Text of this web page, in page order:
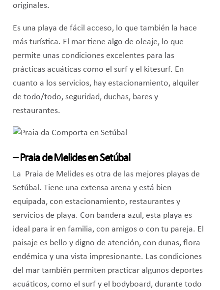
originales.
Es una playa de fácil acceso, lo que también la hace
más turística. El mar tiene algo de oleaje, lo que
permite unas condiciones excelentes para las
prácticas acuáticas como el surf y el kitesurf. En
cuanto a los servicios, hay estacionamiento, alquiler
de todo/todo, seguridad, duchas, bares y
restaurantes.
– Praia de Melides en Setúbal
La Praia de Melides es otra de las mejores playas de
Setúbal. Tiene una extensa arena y está bien
equipada, con estacionamiento, restaurantes y
servicios de playa. Con bandera azul, esta playa es
ideal para ir en familia, con amigos o con tu pareja. El
paisaje es bello y digno de atención, con dunas, flora
endémica y una vista impresionante. Las condiciones
del mar también permiten practicar algunos deportes
acuáticos, como el surf y el bodyboard, durante todo